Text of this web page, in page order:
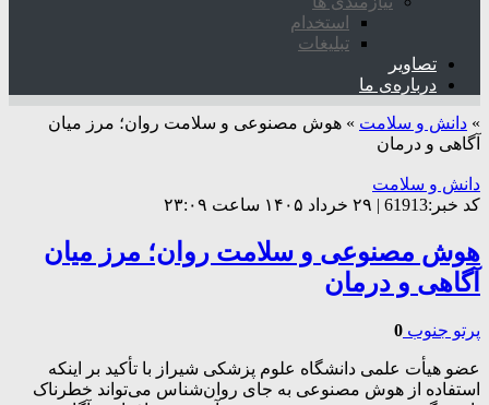
استخدام
تبلیغات
تصاویر
درباره‌ی ما
» دانش و سلامت » هوش مصنوعی و سلامت روان؛ مرز میان
آگاهی و درمان
دانش و سلامت
کد خبر:61913 | ۲۹ خرداد ۱۴۰۵ ساعت ۲۳:۰۹
هوش مصنوعی و سلامت روان؛ مرز میان
آگاهی و درمان
پرتو جنوب 0
عضو هیأت علمی دانشگاه علوم پزشکی شیراز با تأکید بر اینکه
استفاده از هوش مصنوعی به جای روان‌شناس می‌تواند خطرناک